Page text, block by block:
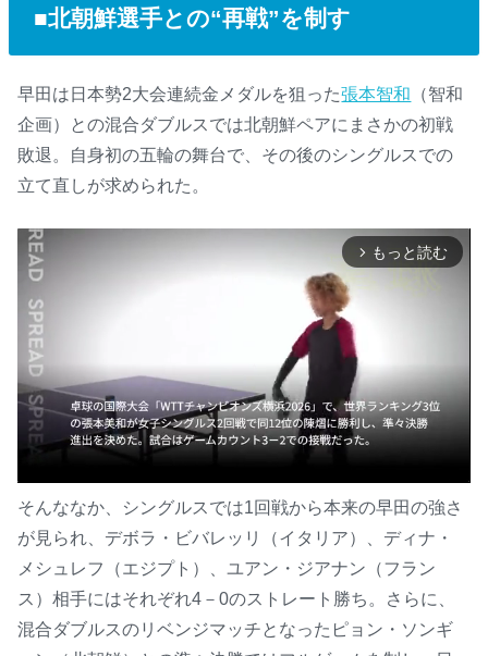
■北朝鮮選手との“再戦”を制す
早田は日本勢2大会連続金メダルを狙った張本智和 （智和
企画）との混合ダブルスでは北朝鮮ペアにまさかの初戦
敗退。自身初の五輪の舞台で、その後のシングルスでの
立て直しが求められた。
arrow_forward_ios もっと読む
M
u
e
そんななか、シングルスでは1回戦から本来の早田の強さ
が見られ、デボラ・ビバレッリ（イタリア）、ディナ・
メシュレフ（エジプト）、ユアン・ジアナン（フラン
ス）相手にはそれぞれ4－0のストレート勝ち。さらに、
混合ダブルスのリベンジマッチとなったピョン・ソンギ